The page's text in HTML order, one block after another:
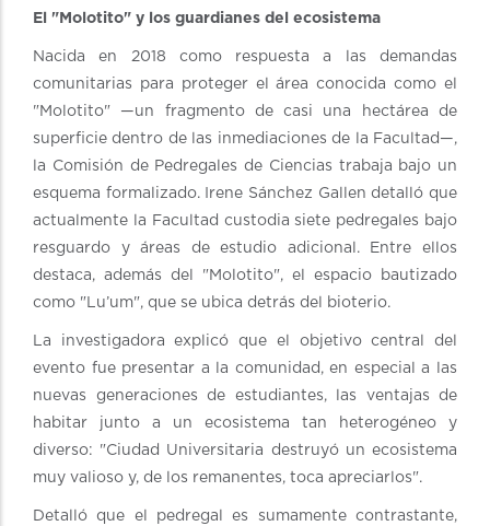
El "Molotito" y los guardianes del ecosistema
Nacida en 2018 como respuesta a las demandas
comunitarias para proteger el área conocida como el
"Molotito" —un fragmento de casi una hectárea de
superficie dentro de las inmediaciones de la Facultad—,
la Comisión de Pedregales de Ciencias trabaja bajo un
esquema formalizado. Irene Sánchez Gallen detalló que
actualmente la Facultad custodia siete pedregales bajo
resguardo y áreas de estudio adicional. Entre ellos
destaca, además del "Molotito", el espacio bautizado
como "Lu’um", que se ubica detrás del bioterio.
La investigadora explicó que el objetivo central del
evento fue presentar a la comunidad, en especial a las
nuevas generaciones de estudiantes, las ventajas de
habitar junto a un ecosistema tan heterogéneo y
diverso: "Ciudad Universitaria destruyó un ecosistema
muy valioso y, de los remanentes, toca apreciarlos".
Detalló que el pedregal es sumamente contrastante,